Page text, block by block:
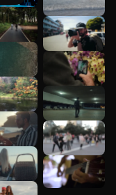
più